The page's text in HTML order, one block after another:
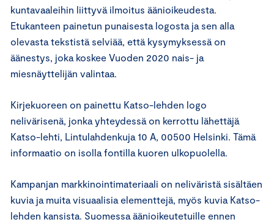
kuntavaaleihin liittyvä ilmoitus äänioikeudesta.
Etukanteen painetun punaisesta logosta ja sen alla
olevasta tekstistä selviää, että kysymyksessä on
äänestys, joka koskee Vuoden 2020 nais- ja
miesnäyttelijän valintaa.
Kirjekuoreen on painettu Katso-lehden logo
nelivärisenä, jonka yhteydessä on kerrottu lähettäjä
Katso-lehti, Lintulahdenkuja 10 A, 00500 Helsinki. Tämä
informaatio on isolla fontilla kuoren ulkopuolella.
Kampanjan markkinointimateriaali on neliväristä sisältäen
kuvia ja muita visuaalisia elementtejä, myös kuvia Katso-
lehden kansista. Suomessa äänioikeutetuille ennen